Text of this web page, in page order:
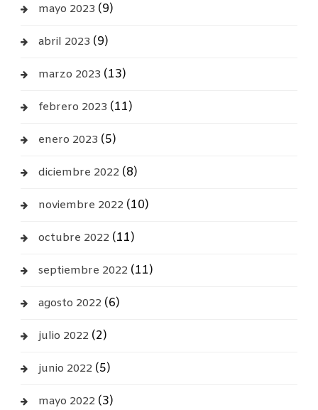
mayo 2023 (9)
abril 2023 (9)
marzo 2023 (13)
febrero 2023 (11)
enero 2023 (5)
diciembre 2022 (8)
noviembre 2022 (10)
octubre 2022 (11)
septiembre 2022 (11)
agosto 2022 (6)
julio 2022 (2)
junio 2022 (5)
mayo 2022 (3)